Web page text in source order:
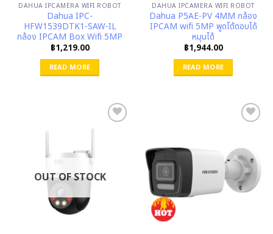
DAHUA IPCAMERA WIFI ROBOT
Dahua IPC-
HFW1539DTK1-SAW-IL
กล้อง IPCAM Box Wifi 5MP
฿1,219.00
READ MORE
DAHUA IPCAMERA WIFI ROBOT
Dahua P5AE-PV 4MM กล้อง
IPCAM wifi 5MP พูดโต้ตอบได้
หมุนได้
฿1,944.00
READ MORE
OUT OF STOCK